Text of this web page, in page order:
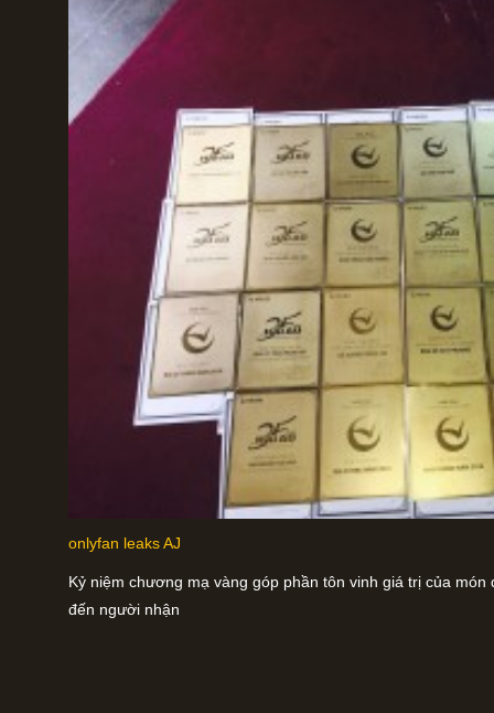
onlyfan leaks AJ
Kỷ niệm chương mạ vàng góp phần tôn vinh giá trị của
đến người nhận